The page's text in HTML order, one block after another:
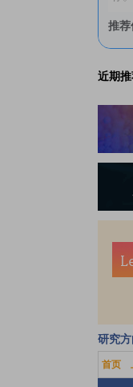
推荐
近期推
研究
首页